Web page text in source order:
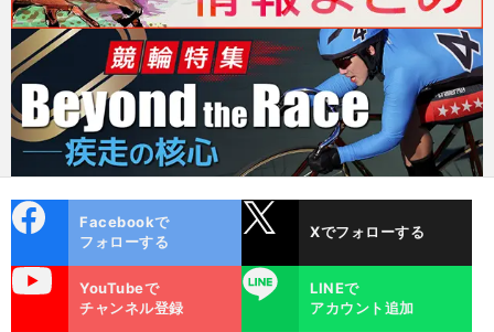
ok
Facebookで
フォローする
Xでフォローする
YouTubeで
チャンネル登録
LINE
LINEで
アカウント追加